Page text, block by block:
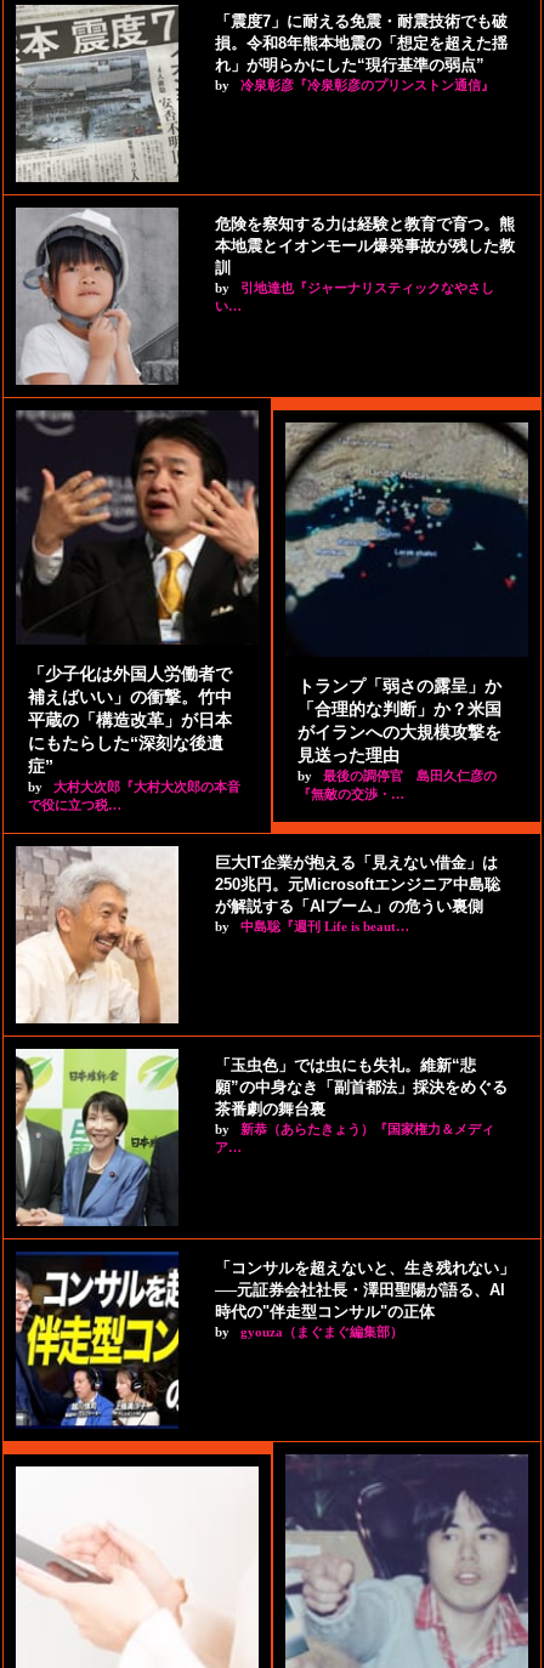
「震度7」に耐える免震・耐震技術でも破
損。令和8年熊本地震の「想定を超えた揺
れ」が明らかにした“現行基準の弱点”
by 冷泉彰彦『冷泉彰彦のプリンストン通信』
危険を察知する力は経験と教育で育つ。熊
本地震とイオンモール爆発事故が残した教
訓
by
引地達也『ジャーナリスティックなやさし
い…
「少子化は外国人労働者で
補えばいい」の衝撃。竹中
平蔵の「構造改革」が日本
にもたらした“深刻な後遺
症”
by
大村大次郎『大村大次郎の本音
で役に立つ税…
トランプ「弱さの露呈」か
「合理的な判断」か？米国
がイランへの大規模攻撃を
見送った理由
by
最後の調停官 島田久仁彦の
『無敵の交渉・…
巨大IT企業が抱える「見えない借金」は
250兆円。元Microsoftエンジニア中島聡
が解説する「AIブーム」の危うい裏側
by 中島聡『週刊 Life is beaut…
「玉虫色」では虫にも失礼。維新“悲
願”の中身なき「副首都法」採決をめぐる
茶番劇の舞台裏
by
新恭（あらたきょう）『国家権力＆メディ
ア…
「コンサルを超えないと、生き残れない」
──元証券会社社長・澤田聖陽が語る、AI
時代の"伴走型コンサル"の正体
by gyouza（まぐまぐ編集部）